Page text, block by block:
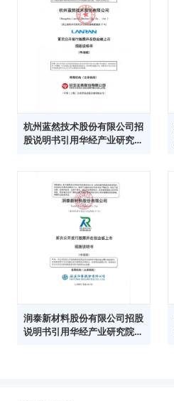
杭州蓝然技术股份有限公司招
股说明书引用华经产业研究院
润泰新材料股份有限公司招股
说明书引用华经产业研究院数